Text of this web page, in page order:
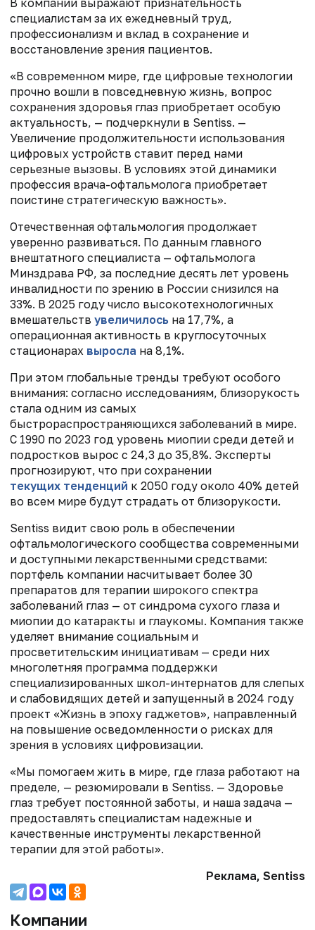
специалистам за их ежедневный труд,
профессионализм и вклад в сохранение и
восстановление зрения пациентов.
«В современном мире, где цифровые технологии
прочно вошли в повседневную жизнь, вопрос
сохранения здоровья глаз приобретает особую
актуальность, — подчеркнули в Sentiss. —
Увеличение продолжительности использования
цифровых устройств ставит перед нами
серьезные вызовы. В условиях этой динамики
профессия врача-офтальмолога приобретает
поистине стратегическую важность».
Отечественная офтальмология продолжает
уверенно развиваться. По данным главного
внештатного специалиста — офтальмолога
Минздрава РФ, за последние десять лет уровень
инвалидности по зрению в России снизился на
33%. В 2025 году число высокотехнологичных
вмешательств увеличилось на 17,7%, а
операционная активность в круглосуточных
стационарах выросла на 8,1%.
При этом глобальные тренды требуют особого
внимания: согласно исследованиям, близорукость
стала одним из самых
быстрораспространяющихся заболеваний в мире.
С 1990 по 2023 год уровень миопии среди детей и
подростков вырос с 24,3 до 35,8%. Эксперты
прогнозируют, что при сохранении
текущих тенденций к 2050 году около 40% детей
во всем мире будут страдать от близорукости.
Sentiss видит свою роль в обеспечении
офтальмологического сообщества современными
и доступными лекарственными средствами:
портфель компании насчитывает более 30
препаратов для терапии широкого спектра
заболеваний глаз — от синдрома сухого глаза и
миопии до катаракты и глаукомы. Компания также
уделяет внимание социальным и
просветительским инициативам — среди них
многолетняя программа поддержки
специализированных школ-интернатов для слепых
и слабовидящих детей и запущенный в 2024 году
проект «Жизнь в эпоху гаджетов», направленный
на повышение осведомленности о рисках для
зрения в условиях цифровизации.
«Мы помогаем жить в мире, где глаза работают на
пределе, — резюмировали в Sentiss. — Здоровье
глаз требует постоянной заботы, и наша задача —
предоставлять специалистам надежные и
качественные инструменты лекарственной
терапии для этой работы».
Реклама, Sentiss
Компании